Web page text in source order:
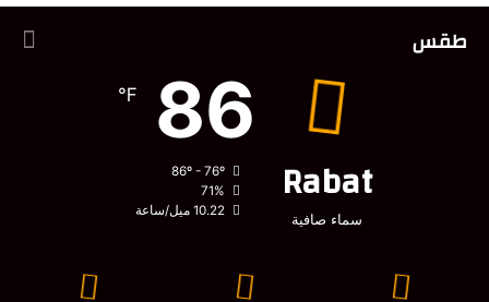
طقس
Rabat
سماء صافية
86
℉
86º - 76º
71%
10.22 ميل/ساعة